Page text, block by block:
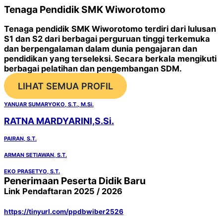
Tenaga Pendidik SMK Wiworotomo
Tenaga pendidik SMK Wiworotomo terdiri dari lulusan
S1 dan S2 dari berbagai perguruan tinggi terkemuka
dan berpengalaman dalam dunia pengajaran dan
pendidikan yang terseleksi. Secara berkala mengikuti
berbagai pelatihan dan pengembangan SDM.
LIHAT SEMUA PROFIL
YANUAR SUMARYOKO, S.T., M.Si.
RATNA MARDYARINI,S.Si.
PAIRAN, S.T.
ARMAN SETIAWAN, S.T.
EKO PRASETYO, S.T.
Penerimaan Peserta Didik Baru
Link Pendaftaran 2025 / 2026
https://tinyurl.com/ppdbwiber2526